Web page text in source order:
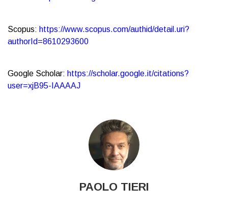
Scopus: https://www.scopus.com/authid/detail.uri?
authorId=8610293600
Google Scholar: https://scholar.google.it/citations?
user=xjB95-IAAAAJ
PAOLO TIERI